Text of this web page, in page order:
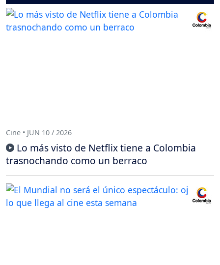
Cine • JUN 10 / 2026
Lo más visto de Netflix tiene a Colombia
trasnochando como un berraco